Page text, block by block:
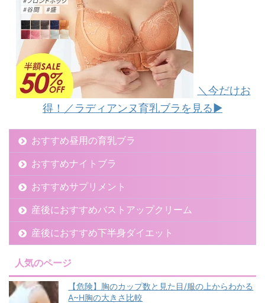
＼今だけお
得！／ラディアンヌ育乳ブラを見る▶︎
おすすめ昼用の育乳ブラ
おすすめナイトブラ
おすすめサプリメント
産後におすすめバストアップクリーム
産後におすすめ下半身ダイエット
人気のページ
【危険】胸のカップ数と見た目/服の上からわかる
A~H胸の大きさ比較